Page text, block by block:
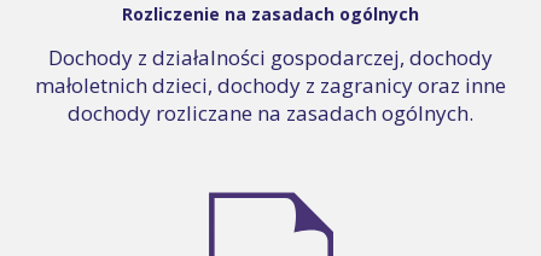
Rozliczenie na zasadach ogólnych
Dochody z działalności gospodarczej, dochody
małoletnich dzieci, dochody z zagranicy oraz inne
dochody rozliczane na zasadach ogólnych.